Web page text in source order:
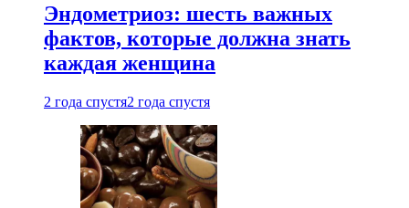
Эндометриоз: шесть важных
фактов, которые должна знать
каждая женщина
2 года спустя2 года спустя